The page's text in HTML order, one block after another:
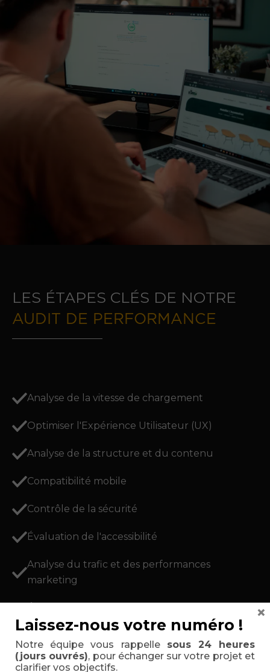
LES ÉTAPES CLÉS DE NOTRE
AUDIT DE PERFORMANCE
Analyse de la vitesse de chargement
Optimiser l'Expérience Utilisateur (UX)
Analyse de la structure et du contenu
Compatibilité mobile
Contrôle de la sécurité
Évaluation de l'accessibilité
Analyse du trafic et des performances
marketing
Laissez-nous votre numéro !
Notre équipe vous rappelle sous 24 heures
(jours ouvrés), pour échanger sur votre projet et
clarifier vos objectifs.
×